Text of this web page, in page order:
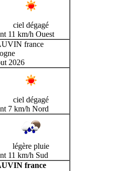
ciel dégagé
11 km/h Ouest
france
2026
ciel dégagé
7 km/h Nord
légère pluie
11 km/h Sud
france